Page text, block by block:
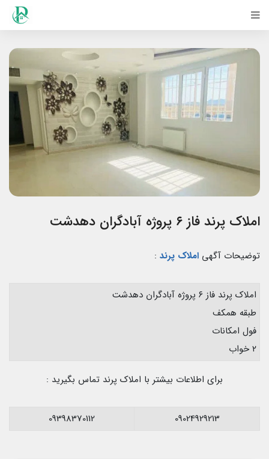
املاک پرند فاز ۶ پروژه آبادگران دهدشت
توضیحات آگهی املاک پرند :
املاک پرند فاز ۶ پروژه آبادگران دهدشت
طبقه همکف
فول امکانات
۲ خواب
برای اطلاعات بیشتر با املاک پرند تماس بگیرید :
09024929213
09398370112